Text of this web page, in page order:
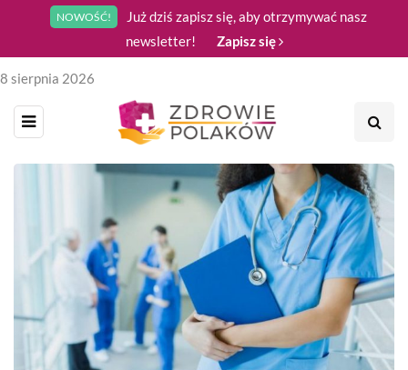
NOWOŚĆ!
Już dziś zapisz się, aby otrzymywać nasz
newsletter!
Zapisz się
8 sierpnia 2026